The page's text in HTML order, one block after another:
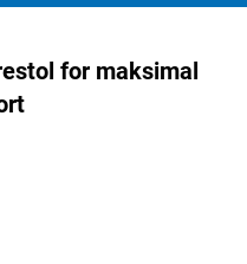
for maksimal